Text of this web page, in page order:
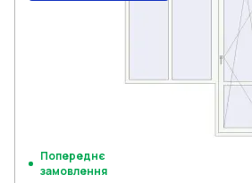
Попереднє
замовлення